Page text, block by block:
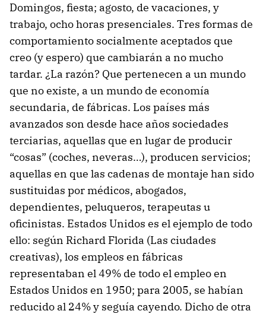
Domingos, fiesta; agosto, de vacaciones, y
trabajo, ocho horas presenciales. Tres formas de
comportamiento socialmente aceptados que
creo (y espero) que cambiarán a no mucho
tardar. ¿La razón? Que pertenecen a un mundo
que no existe, a un mundo de economía
secundaria, de fábricas. Los países más
avanzados son desde hace años sociedades
terciarias, aquellas que en lugar de producir
“cosas” (coches, neveras…), producen servicios;
aquellas en que las cadenas de montaje han sido
sustituidas por médicos, abogados,
dependientes, peluqueros, terapeutas u
oficinistas. Estados Unidos es el ejemplo de todo
ello: según Richard Florida (Las ciudades
creativas), los empleos en fábricas
representaban el 49% de todo el empleo en
Estados Unidos en 1950; para 2005, se habían
reducido al 24% y seguía cayendo. Dicho de otra